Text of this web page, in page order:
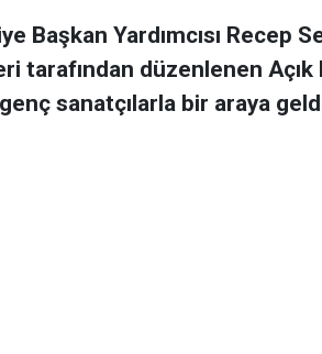
Başkan Yardımcısı Recep
tarafından düzenlenen Açık
sanatçılarla bir araya